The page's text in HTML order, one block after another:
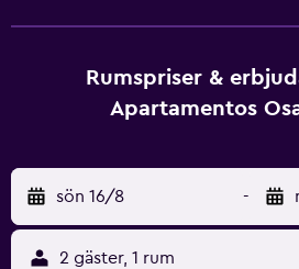
finns en restaurant, vilket gör det
på. Ett stort utbud av kaféer och
och Manacor som ligger en kort
Rumspriser &
Apartamentos
sön 16/8 -
2 gäster, 1 rum